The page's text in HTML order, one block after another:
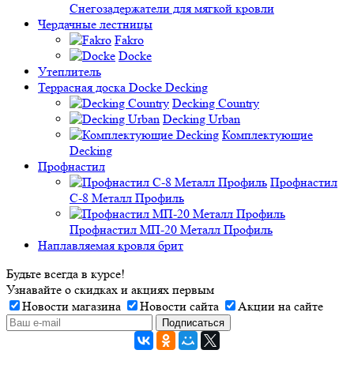
Снегозадержатели для мягкой кровли
Чердачные лестницы
Fakro
Docke
Утеплитель
Террасная доска Docke Decking
Decking Country
Decking Urban
Комплектующие
Decking
Профнастил
Профнастил
C-8 Металл Профиль
Профнастил МП-20 Металл Профиль
Наплавляемая кровля брит
Будьте всегда в курсе!
Узнавайте о скидках и акциях первым
Новости магазина
Новости сайта Акции на сайте